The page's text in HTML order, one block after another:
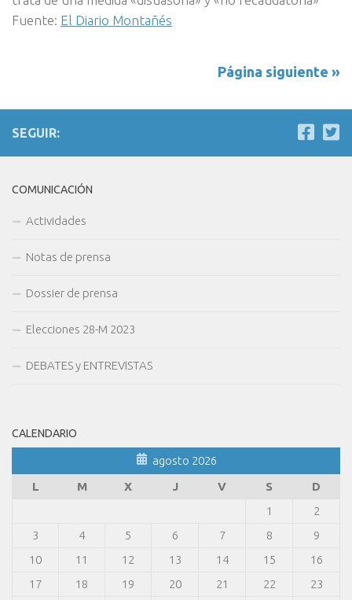
Fuente: El Diario Montañés
Página siguiente »
SEGUIR:
COMUNICACIÓN
Actividades
Notas de prensa
Dossier de prensa
Elecciones 28-M 2023
DEBATES y ENTREVISTAS
CALENDARIO
agosto 2026
L
M X J V S
D
1
2
3
4 5 6 7 8
9
10
11 12 13 14 15
16
17
18 19 20 21 22
23